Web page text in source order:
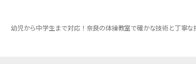
幼児から中学生まで対応！奈良の体操教室で確かな技術と丁寧な